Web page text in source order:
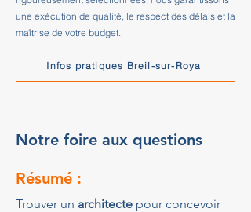
une exécution de qualité, le respect des délais et la
maîtrise de votre budget.
Infos pratiques Breil-sur-Roya
Notre foire aux questions
Résumé :
Trouver un architecte pour concevoir